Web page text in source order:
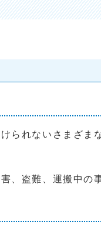
られないさまざま
、盗難、運搬中の